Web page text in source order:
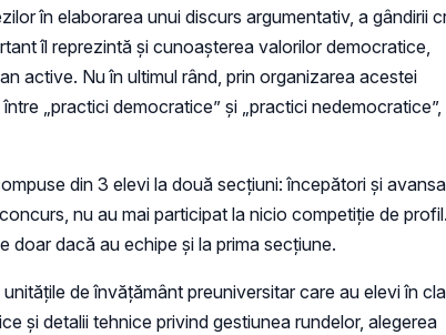
în elaborarea unui discurs argumentativ, a gândirii
îl reprezintă și cunoaşterea valorilor democratice,
active. Nu în ultimul rând, prin organizarea acestei
„practici democratice” şi „practici nedemocratice”,
din 3 elevi la două secțiuni: începători și
nu au mai participat la nicio competiţie de profil.
doar dacă au echipe și la prima secțiune.
de învăţământ preuniversitar care au elevi în
și detalii tehnice privind gestiunea rundelor, alegerea